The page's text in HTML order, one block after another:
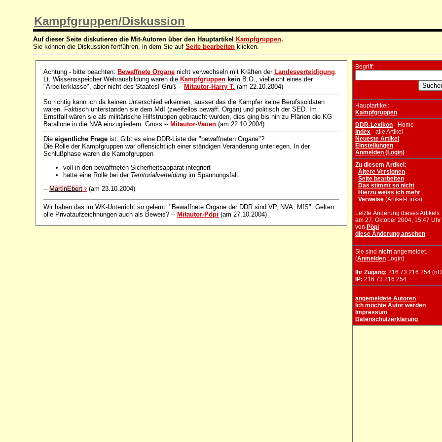
Kampfgruppen/Diskussion
Auf dieser Seite diskutieren die Mit-Autoren über den Hauptartikel Kampfgruppen.
Sie können die Diskussion fortführen, in dem Sie aufSeite bearbeiten klicken.
Achtung - bitte beachten: Bewaffnete Organe nicht verwechseln mit Kräften der Landesverteidigung.
Lt. Wissensspeicher Wehrausbildung waren die Kampfgruppen kein B.O., vielleicht eines der
"Arbeiterklasse", aber nicht des Staates! Gruß -- Mitautor-Harry T. (am 22.10.2004)
So richtig kann ich da keinen Unterschied erkennen, ausser das die Kämpfer keine Berufssoldaten
waren. Faktisch unterstanden sie dem MdI (zweifellos bewaff. Organ) und politisch der SED. Im
Ernstfall wären sie als militärische Hilfstruppen gebraucht wurden, dies ging bis hin zu Plänen die KG
Batallone in die NVA einzugliedern. Gruss --Mitautor-Vauen (am 22.10.2004)
Dieeigentliche Frage ist: Gibt es eine DDR-Liste der "bewaffneten Organe"?
Die Rolle der Kampfgruppen war offensichtlich einer ständigen Veränderung unterlegen. In der
Schlußphase waren die Kampfgruppen
voll in den bewaffneten Sicherheitsapparat integriert
hatte eine Rolle bei der Territorialverteidung im Spannungsfall.
-- MartinEbert ? (am 23.10.2004)
Wir haben das im WK-Unterricht so gelernt: "Bewaffnete Organe der DDR sind VP, NVA, MfS". Gelten
olle Privataufzeichnungen auch als Beweis? -- Mitautor-Pöpi (am 27.10.2004)
Begriff:
Hauptartikel:
Kampfgruppen
DDR-Lexikon - Home
Index - alle Artikel
Neueste Artikel
Einstellungen
Anmelden (Login)
Zu diesem Artikel:
Ältere Versionen
Seite bearbeiten
Das stimmt so nicht
Hierzu weiss ich mehr
Verweise (Artikel-Links)
Letzte Änderung dieses Artikels
am 27. Oktober 2004, 15:47 Uhr
von Pöpi
diese Änderung ansehen
Sie sindnicht angemeldet.
(Anmelden Login)
Ihr Zugang: 216.73.216.254
IP: 216.73.216.254
angemeldete Autoren
Ich möchte Autor werden
Impressum
Datenschutzerklärung